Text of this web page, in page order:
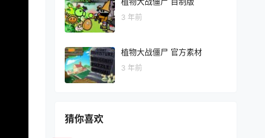
3 年前
植物大战僵尸 官方素材
3 年前
猜你喜欢